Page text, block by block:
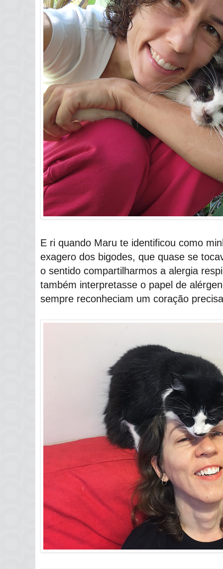
E ri quando Maru te identificou como
exagero dos bigodes, que quase se
o sentido compartilharmos a alergia
também interpretasse o papel de
sempre reconheciam um coração